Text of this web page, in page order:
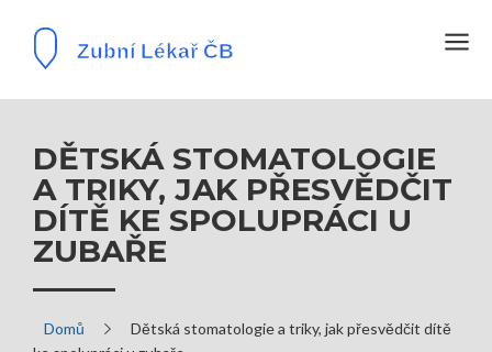
DĚTSKÁ STOMATOLOGIE
A TRIKY, JAK PŘESVĚDČIT
DÍTĚ KE SPOLUPRÁCI U
ZUBAŘE
Domů
Dětská stomatologie a triky, jak přesvědčit dítě